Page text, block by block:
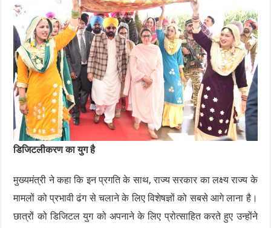
डिजिटलीकरण का युग है
मुख्यमंत्री ने कहा कि इन प्रगति के साथ, राज्य सरकार का लक्ष्य राज्य के
मामलों को प्रभावी ढंग से चलाने के लिए विशेषज्ञों को सबसे आगे लाना है।
छात्रों को डिजिटल युग को अपनाने के लिए प्रोत्साहित करते हुए उन्होंने